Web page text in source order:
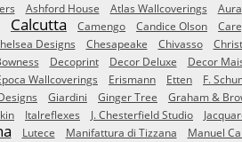
Ashford House Atlas Wallcoverings Aura
Calcutta Camengo Candice Olson
Designs Chesapeake Chivasso
Decoprint Decor Deluxe Decor
Wallcoverings Erismann Etten F.
Giardini Ginger Tree Graham &
Italreflexes J. Chesterfield Studio
Lutece Manifattura di Tizzana Manuel